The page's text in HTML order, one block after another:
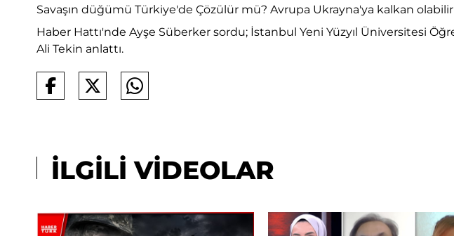
Savaşın düğümü Türkiye'de Çözülür mü? Avrupa Ukrayna'ya kalkan olabilir
Haber Hattı'nde Ayşe Süberker sordu; İstanbul Yeni Yüzyıl Üniversitesi
Ali Tekin anlattı.
İLGİLİ VİDEOLAR